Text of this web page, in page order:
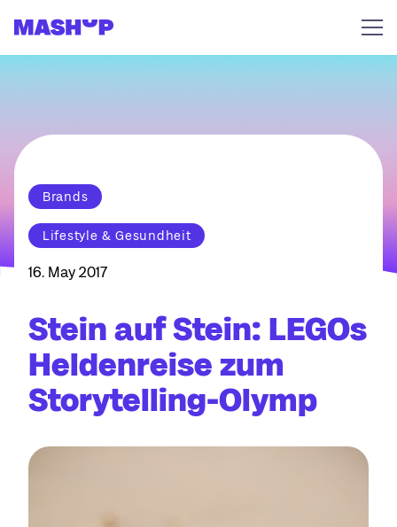
Brands
Lifestyle & Gesundheit
16. May 2017
Stein auf Stein: LEGOs
Heldenreise zum
Storytelling-Olymp